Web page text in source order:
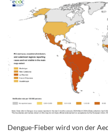
Dengue-Fieber wird von der